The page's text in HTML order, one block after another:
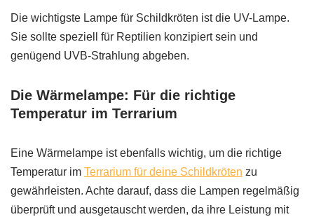
Die wichtigste Lampe für Schildkröten ist die UV-Lampe.
Sie sollte speziell für Reptilien konzipiert sein und
genügend UVB-Strahlung abgeben.
Die Wärmelampe: Für die richtige
Temperatur im Terrarium
Eine Wärmelampe ist ebenfalls wichtig, um die richtige
Temperatur im Terrarium für deine Schildkröten zu
gewährleisten. Achte darauf, dass die Lampen regelmäßig
überprüft und ausgetauscht werden, da ihre Leistung mit